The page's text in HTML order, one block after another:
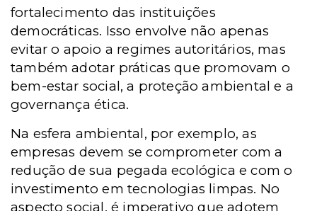
fortalecimento das instituições
democráticas. Isso envolve não apenas
evitar o apoio a regimes autoritários, mas
também adotar práticas que promovam o
bem-estar social, a proteção ambiental e a
governança ética.
Na esfera ambiental, por exemplo, as
empresas devem se comprometer com a
redução de sua pegada ecológica e com o
investimento em tecnologias limpas. No
aspecto social, é imperativo que adotem